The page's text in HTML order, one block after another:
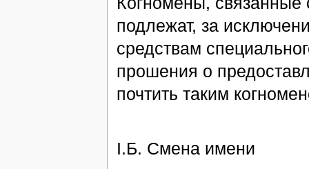
подлежат, за
средствам
прошения о
почтить таким
I.Б. Смена имени